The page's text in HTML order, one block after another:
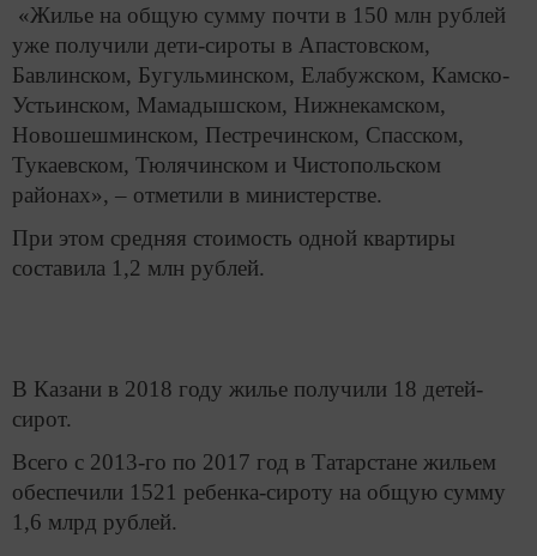
«Жилье на общую сумму почти в 150 млн рублей
уже получили дети-сироты в Апастовском,
Бавлинском, Бугульминском, Елабужском, Камско-
Устьинском, Мамадышском, Нижнекамском,
Новошешминском, Пестречинском, Спасском,
Тукаевском, Тюлячинском и Чистопольском
районах», – отметили в министерстве.
При этом средняя стоимость одной квартиры
составила 1,2 млн рублей.
В Казани в 2018 году жилье получили 18 детей-
сирот.
Всего с 2013-го по 2017 год в Татарстане жильем
обеспечили 1521 ребенка-сироту на общую сумму
1,6 млрд рублей.